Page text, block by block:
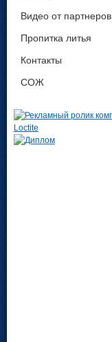
Видео от партнеров
Пропитка литья
Контакты
СОЖ